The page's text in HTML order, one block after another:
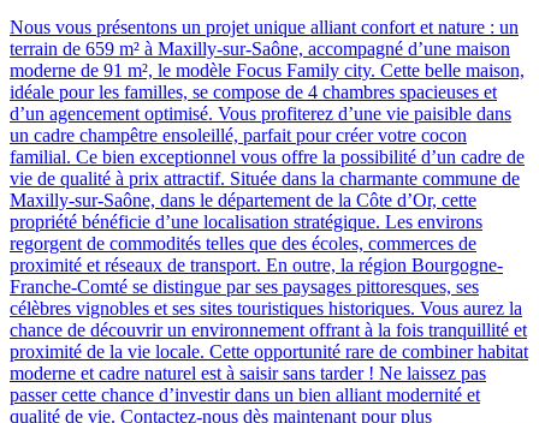
Nous vous présentons un projet unique alliant confort et nature : un
terrain de 659 m² à Maxilly-sur-Saône, accompagné d’une maison
moderne de 91 m², le modèle Focus Family city. Cette belle maison,
idéale pour les familles, se compose de 4 chambres spacieuses et
d’un agencement optimisé. Vous profiterez d’une vie paisible dans
un cadre champêtre ensoleillé, parfait pour créer votre cocon
familial. Ce bien exceptionnel vous offre la possibilité d’un cadre de
vie de qualité à prix attractif. Située dans la charmante commune de
Maxilly-sur-Saône, dans le département de la Côte d’Or, cette
propriété bénéficie d’une localisation stratégique. Les environs
regorgent de commodités telles que des écoles, commerces de
proximité et réseaux de transport. En outre, la région Bourgogne-
Franche-Comté se distingue par ses paysages pittoresques, ses
célèbres vignobles et ses sites touristiques historiques. Vous aurez la
chance de découvrir un environnement offrant à la fois tranquillité et
proximité de la vie locale. Cette opportunité rare de combiner habitat
moderne et cadre naturel est à saisir sans tarder ! Ne laissez pas
passer cette chance d’investir dans un bien alliant modernité et
qualité de vie. Contactez-nous dès maintenant pour plus